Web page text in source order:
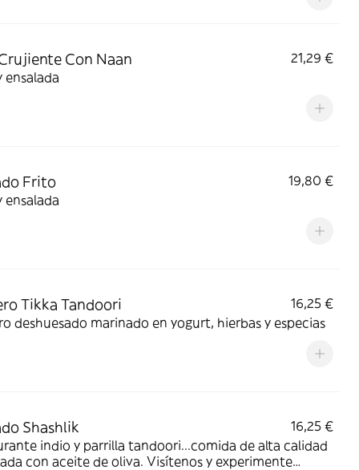
Con Naan
21,29 €
ensalada
Frito
19,80 €
ensalada
Tikka Tandoori
16,25 €
deshuesado marinado en yogurt, hierbas y especias
Shashlik
16,25 €
indio y parrilla tandoori...comida de alta calidad
con aceite de oliva. Visítenos y experimente